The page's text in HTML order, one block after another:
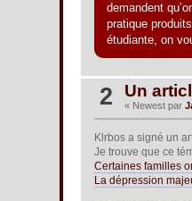
demandent
pratique
étudiante, on
2 Un
« Newest par
Klrbos a signé un
Je trouve que ce
Certaines familles
La dépression